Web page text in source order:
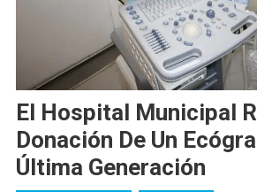
El Hospital Municipal
Donación De Un
Última Generación